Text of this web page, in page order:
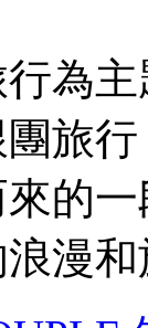
為
旅
的
漫